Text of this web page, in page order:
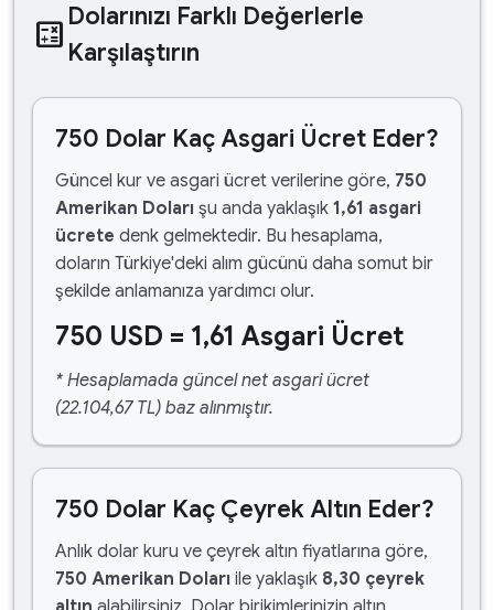
calculate Dolarınızı Farklı Değerlerle
Karşılaştırın
750 Dolar Kaç Asgari Ücret Eder?
Güncel kur ve asgari ücret verilerine göre, 750
Amerikan Doları şu anda yaklaşık 1,61 asgari
ücrete denk gelmektedir. Bu hesaplama,
doların Türkiye'deki alım gücünü daha somut bir
şekilde anlamanıza yardımcı olur.
750 USD = 1,61 Asgari Ücret
* Hesaplamada güncel net asgari ücret
(22.104,67 TL) baz alınmıştır.
750 Dolar Kaç Çeyrek Altın Eder?
Anlık dolar kuru ve çeyrek altın fiyatlarına göre,
750 Amerikan Doları ile yaklaşık 8,30 çeyrek